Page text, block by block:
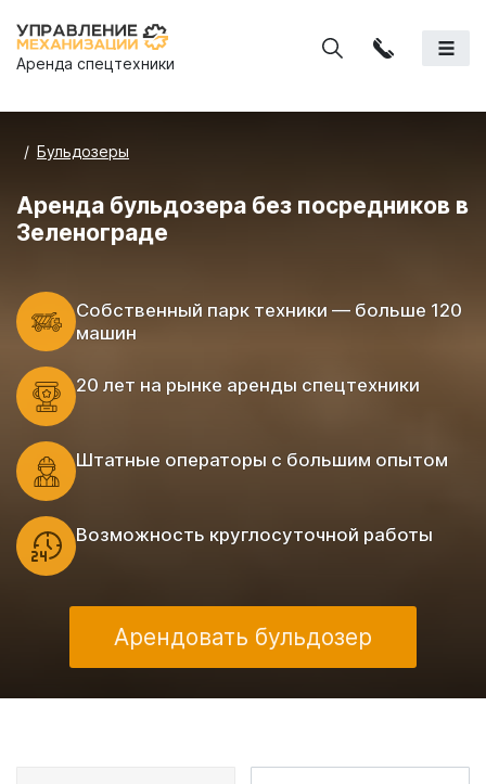
Аренда спецтехники
Бульдозеры
Аренда бульдозера без посредников в
Зеленограде
Cобственный парк техники — больше 120
машин
20 лет на рынке аренды спецтехники
Штатные операторы с большим опытом
Возможность круглосуточной работы
Арендовать бульдозер